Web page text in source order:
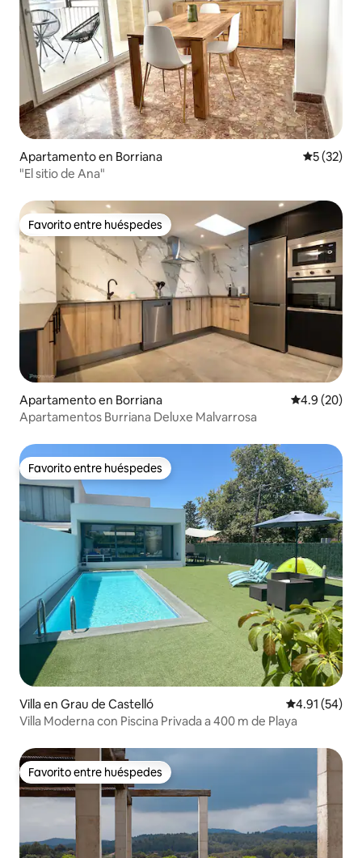
Apartamento en Borriana
5 (32)
"El sitio de Ana"
Favorito entre huéspedes
Favorito entre huéspedes
Apartamento en Borriana Calificación
4.9 (20)
Apartamentos Burriana Deluxe Malvarrosa
Favorito entre huéspedes
Favorito entre huéspedes
Villa en Grau de Castelló Calificación
4.91 (54)
Villa Moderna con Piscina Privada a 400 m de Playa
Favorito entre huéspedes
Favorito entre huéspedes